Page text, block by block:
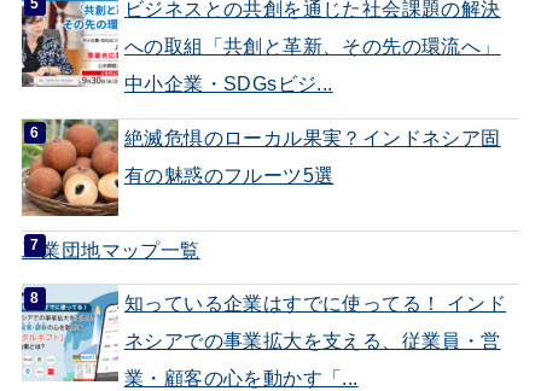
ビジネスとの共創を通じた社会課題の解決
への取組「共創と革新、その先の環流へ」
中小企業・SDGsビジ...
絶滅危惧のローカル果実？インドネシア固
有の魅惑のフルーツ5選
工業団地マップ一覧
知っている企業はすでに使ってる！ インド
ネシアでの事業拡大を支える、従業員・営
業・顧客の心を動かす「...